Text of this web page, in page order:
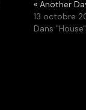
« Another
13 octobre
Dans "House"